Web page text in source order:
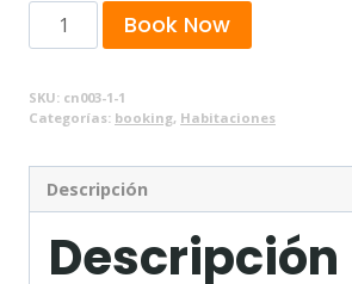
Habitación
doble
camas
individuales
cantidad
Book Now
SKU: cn003-1-1
Categorías: booking, Habitaciones
Descripción
Descripción